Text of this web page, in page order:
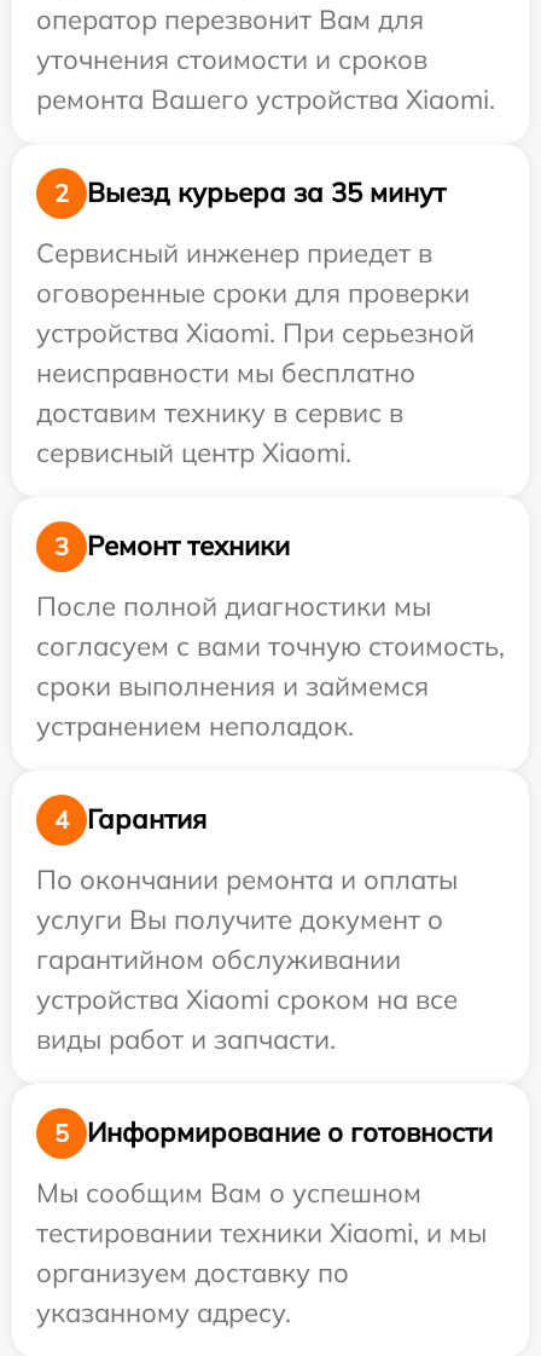
оператор перезвонит Вам для
уточнения стоимости и сроков
ремонта Вашего устройства Xiaomi.
2
Выезд курьера за 35 минут
Сервисный инженер приедет в
оговоренные сроки для проверки
устройства Xiaomi. При серьезной
неисправности мы бесплатно
доставим технику в сервис в
сервисный центр Xiaomi.
3
Ремонт техники
После полной диагностики мы
согласуем с вами точную стоимость,
сроки выполнения и займемся
устранением неполадок.
4
Гарантия
По окончании ремонта и оплаты
услуги Вы получите документ о
гарантийном обслуживании
устройства Xiaomi сроком на все
виды работ и запчасти.
5
Информирование о готовности
Мы сообщим Вам о успешном
тестировании техники Xiaomi, и мы
организуем доставку по
указанному адресу.